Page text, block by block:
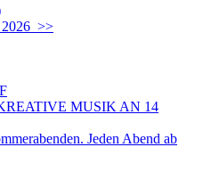
2026 >>
MUSIK AN 14
Jeden Abend ab